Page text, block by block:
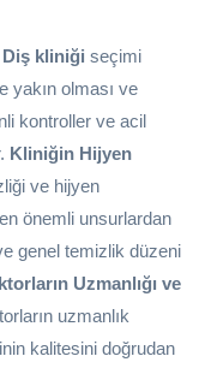
Diş kliniği seçimi
yakın olması ve
kontroller ve acil
Kliniğin Hijyen
ve hijyen
önemli unsurlardan
genel temizlik düzeni
Uzmanlığı ve
uzmanlık
kalitesini doğrudan